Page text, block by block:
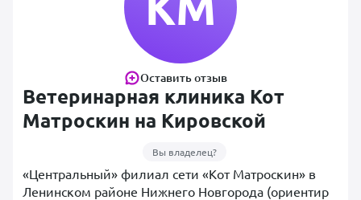
Оставить отзыв
Ветеринарная клиника Кот
Матроскин на Кировской
Вы владелец?
«Центральный» филиал сети «Кот Матроскин» в
Ленинском районе Нижнего Новгорода (ориентир